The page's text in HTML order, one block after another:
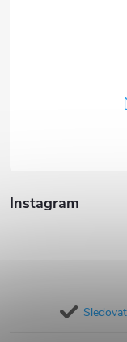
Instagram